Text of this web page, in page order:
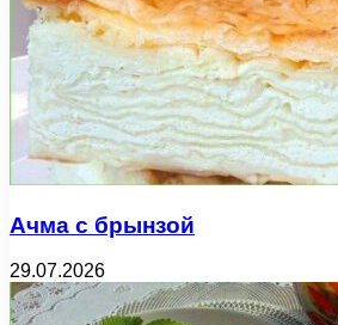
Ачма с брынзой
29.07.2026